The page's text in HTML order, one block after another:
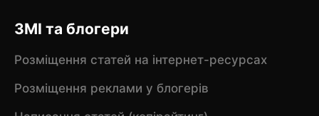
ЗМІ та блогери
Розміщення статей на інтернет-ресурсах
Розміщення реклами у блогерів